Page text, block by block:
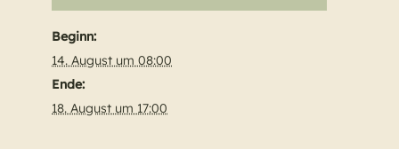
Beginn:
14. August um 08:00
Ende:
18. August um 17:00